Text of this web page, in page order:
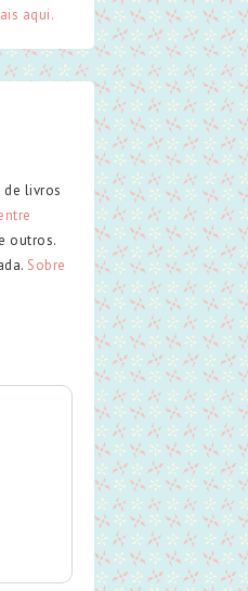
aqui.
de livros
e outros.
Sobre